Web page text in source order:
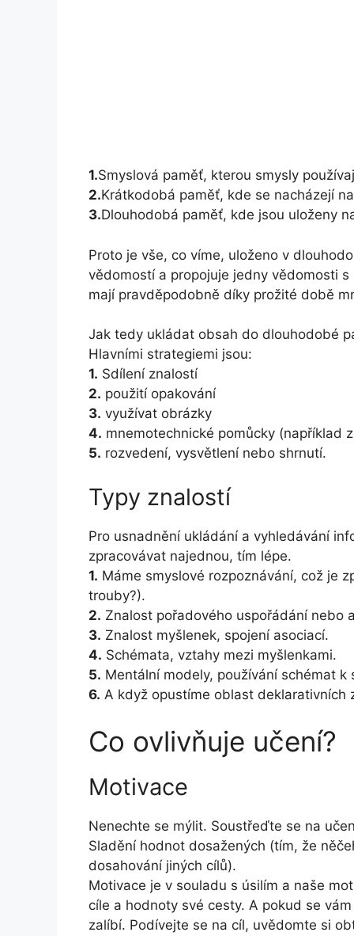
1.Smyslová paměť, kterou smysly
2.Krátkodobá paměť, kde se nacházejí
3.Dlouhodobá paměť, kde jsou uloženy
Proto je vše, co víme, uloženo v
vědomostí a propojuje jedny vědomosti
mají pravděpodobně díky prožité době
Jak tedy ukládat obsah do dlouhodobé
Hlavními strategiemi jsou:
1. Sdílení znalostí
2. použití opakování
3. využívat obrázky
4. mnemotechnické pomůcky (například
5. rozvedení, vysvětlení nebo shrnutí.
Typy znalostí
Pro usnadnění ukládání a vyhledávání
zpracovávat najednou, tím lépe.
1. Máme smyslové rozpoznávání, což je
trouby?).
2. Znalost pořadového uspořádání nebo
3. Znalost myšlenek, spojení asociací.
4. Schémata, vztahy mezi myšlenkami.
5. Mentální modely, používání schémat k
6. A když opustíme oblast deklarativních
Co ovlivňuje učení?
Motivace
Nenechte se mýlit. Soustřeďte se na
Sladění hodnot dosažených (tím, že
dosahování jiných cílů).
Motivace je v souladu s úsilím a naše
cíle a hodnoty své cesty. A pokud se
zalíbí. Podívejte se na cíl, uvědomte si